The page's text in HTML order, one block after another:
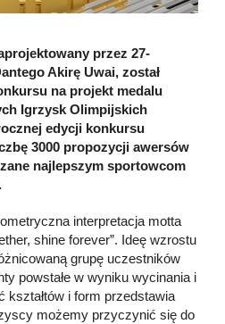
przez 27-
Akirę Uwai, został
na projekt medalu
Igrzysk Olimpijskich
edycji konkursu
3000 propozycji awersów
najlepszym sportowcom
interpretacja motta
shine forever”. Ideę wzrostu
grupę uczestników
powstałe w wyniku wycinania i
kształtów i form przedstawia
możemy przyczynić się do